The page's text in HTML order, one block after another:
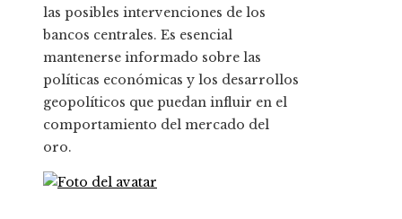
las posibles intervenciones de los
bancos centrales. Es esencial
mantenerse informado sobre las
políticas económicas y los desarrollos
geopolíticos que puedan influir en el
comportamiento del mercado del
oro.